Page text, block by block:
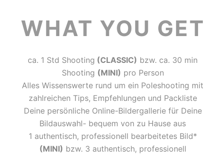
WHAT YOU GET
ca. 1 Std Shooting (CLASSIC) bzw. ca. 30 min
Shooting (MINI) pro Person
Alles Wissenswerte rund um ein Poleshooting mit
zahlreichen Tips, Empfehlungen und Packliste
Deine persönliche Online-Bildergallerie für Deine
Bildauswahl- bequem von zu Hause aus
1 authentisch, professionell bearbeitetes Bild*
(MINI) bzw. 3 authentisch, professionell